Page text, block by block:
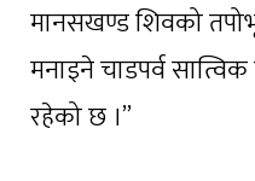
मानसखण्ड शिवको
मनाइने चाडपर्व
रहेको छ ।”